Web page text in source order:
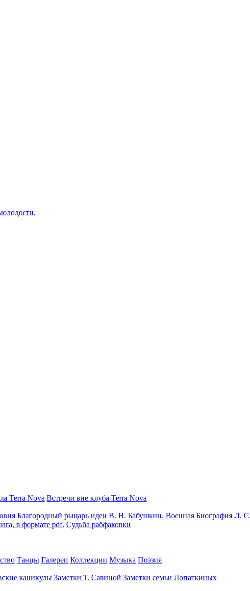
Terra Nova Встречи вне клуба Terra Nova
Благородный рыцарь идеи В. Н. Бабушкин. Военная Биография Л.
в формате pdf. Судьба рабфаковки
Танцы Галереи Коллекции Музыка Поэзия
каникулы Заметки Т. Савиной Заметки семьи Лопаткиных